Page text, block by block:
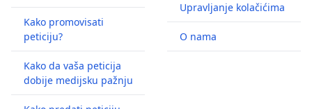
Kako promovisati
peticiju?
Kako da vaša peticija
dobije medijsku pažnju
Upravljanje kolačićima
O nama